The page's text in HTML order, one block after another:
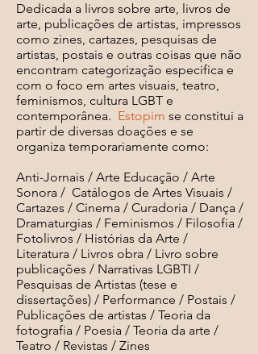
Dedicada a livros sobre arte, livros de
arte, publicações de artistas, impressos
como zines, cartazes, pesquisas de
artistas, postais e outras coisas que não
encontram categorização especifica e
com o foco em artes visuais, teatro,
feminismos, cultura LGBT e
contemporânea. Estopim se constitui a
partir de diversas doações e se
organiza temporariamente como:
Anti-Jornais / Arte Educação / Arte
Sonora / Catálogos de Artes Visuais /
Cartazes / Cinema / Curadoria / Dança /
Dramaturgias / Feminismos / Filosofia /
Fotolivros / Histórias da Arte /
Literatura / Livros obra / Livro sobre
publicações / Narrativas LGBTI /
Pesquisas de Artistas (tese e
dissertações) / Performance / Postais /
Publicações de artistas / Teoria da
fotografia / Poesia / Teoria da arte /
Teatro / Revistas / Zines